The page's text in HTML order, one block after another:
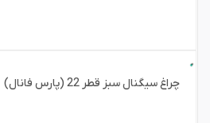
چراغ سیگنال سبز قطر 22 (پارس فانال)